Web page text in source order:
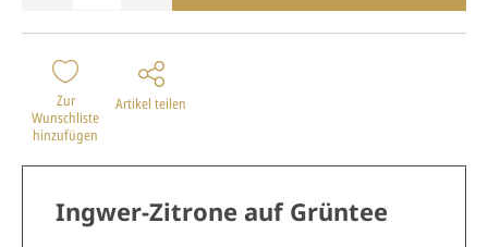
Zur
Wunschliste
hinzufügen
Artikel teilen
Ingwer-Zitrone auf Grüntee